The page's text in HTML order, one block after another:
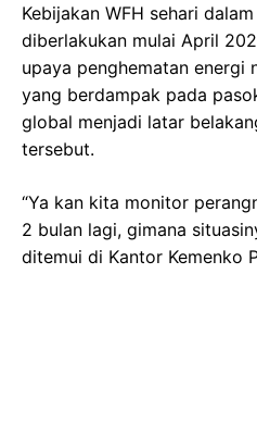
Kebijakan WFH sehari
diberlakukan mulai April
upaya penghematan energi
yang berdampak pada
global menjadi latar
tersebut.
“Ya kan kita monitor
2 bulan lagi, gimana
ditemui di Kantor Kemenko